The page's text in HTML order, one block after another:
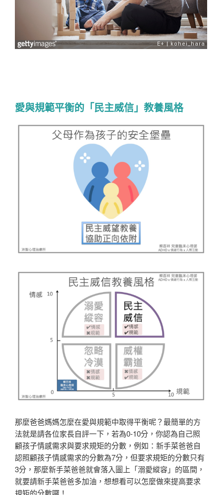
愛與規範平衡的「民主威信」教養風格
那麼爸爸媽媽怎麼在愛與規範中取得平衡呢？最簡單的方
法就是請各位家長自評一下，若為0-10分，你認為自己照
顧孩子情感需求與要求規矩的分數，例如：新手菜爸爸自
認照顧孩子情感需求的分數為7分，但要求規矩的分數只有
3分，那麼新手菜爸爸就會落入圖上「溺愛縱容」的區間，
就要請新手菜爸爸多加油，想想看可以怎麼做來提高要求
規矩的分數囉！